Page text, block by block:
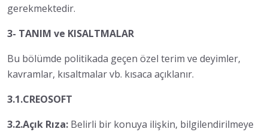
gerekmektedir.
3- TANIM ve KISALTMALAR
Bu bölümde politikada geçen özel terim ve deyimler,
kavramlar, kısaltmalar vb. kısaca açıklanır.
3.1.CREOSOFT
3.2.Açık Rıza: Belirli bir konuya ilişkin, bilgilendirilmeye